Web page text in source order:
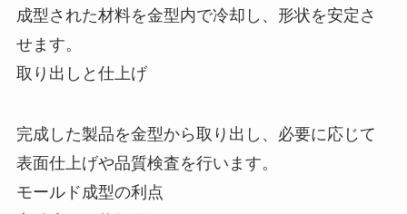
成型された材料を金型内で冷却し、形状を安定さ
せます。
取り出しと仕上げ
完成した製品を金型から取り出し、必要に応じて
表面仕上げや品質検査を行います。
モールド成型の利点